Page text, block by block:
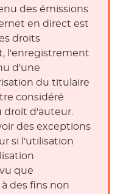
des émissions
en direct est
droits
l'enregistrement
d'une
du titulaire
considéré
droit d'auteur.
des exceptions
si l'utilisation
que
des fins non